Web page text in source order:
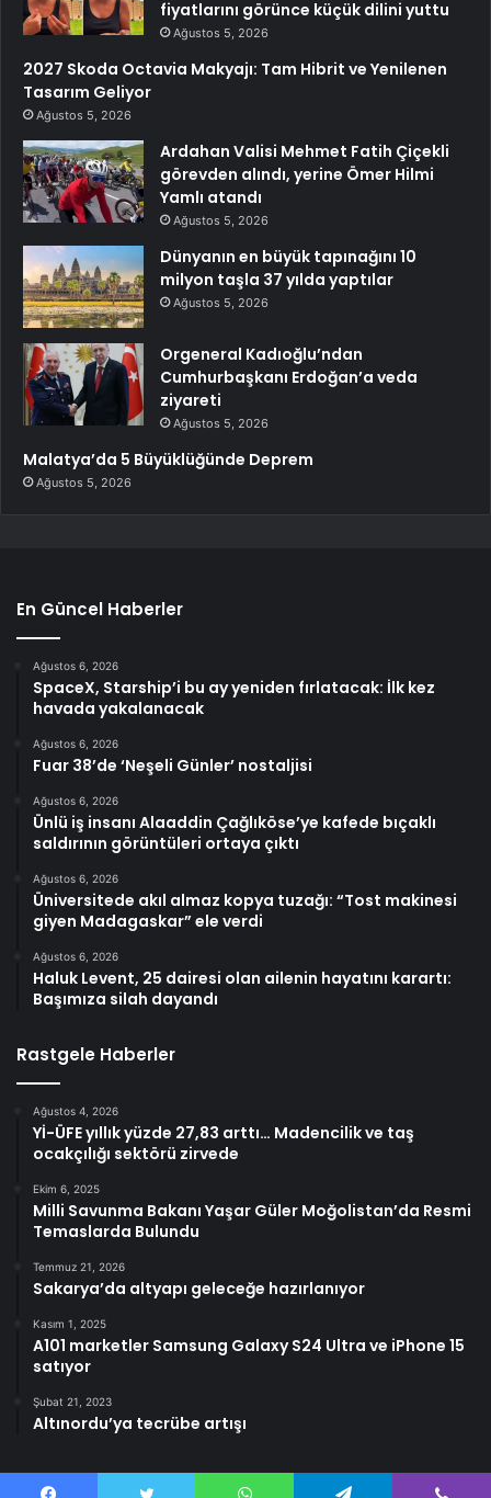
fiyatlarını görünce küçük dilini yuttu
Ağustos 5, 2026
2027 Skoda Octavia Makyajı: Tam Hibrit ve Yenilenen
Tasarım Geliyor
Ağustos 5, 2026
Ardahan Valisi Mehmet Fatih Çiçekli
görevden alındı, yerine Ömer Hilmi
Yamlı atandı
Ağustos 5, 2026
Dünyanın en büyük tapınağını 10
milyon taşla 37 yılda yaptılar
Ağustos 5, 2026
Orgeneral Kadıoğlu’ndan
Cumhurbaşkanı Erdoğan’a veda
ziyareti
Ağustos 5, 2026
Malatya’da 5 Büyüklüğünde Deprem
Ağustos 5, 2026
En Güncel Haberler
Ağustos 6, 2026
SpaceX, Starship’i bu ay yeniden fırlatacak: İlk kez
havada yakalanacak
Ağustos 6, 2026
Fuar 38’de ‘Neşeli Günler’ nostaljisi
Ağustos 6, 2026
Ünlü iş insanı Alaaddin Çağlıköse’ye kafede bıçaklı
saldırının görüntüleri ortaya çıktı
Ağustos 6, 2026
Üniversitede akıl almaz kopya tuzağı: “Tost makinesi
giyen Madagaskar” ele verdi
Ağustos 6, 2026
Haluk Levent, 25 dairesi olan ailenin hayatını karartı:
Başımıza silah dayandı
Rastgele Haberler
Ağustos 4, 2026
Yİ-ÜFE yıllık yüzde 27,83 arttı… Madencilik ve taş
ocakçılığı sektörü zirvede
Ekim 6, 2025
Milli Savunma Bakanı Yaşar Güler Moğolistan’da Resmi
Temaslarda Bulundu
Temmuz 21, 2026
Sakarya’da altyapı geleceğe hazırlanıyor
Kasım 1, 2025
A101 marketler Samsung Galaxy S24 Ultra ve iPhone 15
satıyor
Şubat 21, 2023
Altınordu’ya tecrübe artışı